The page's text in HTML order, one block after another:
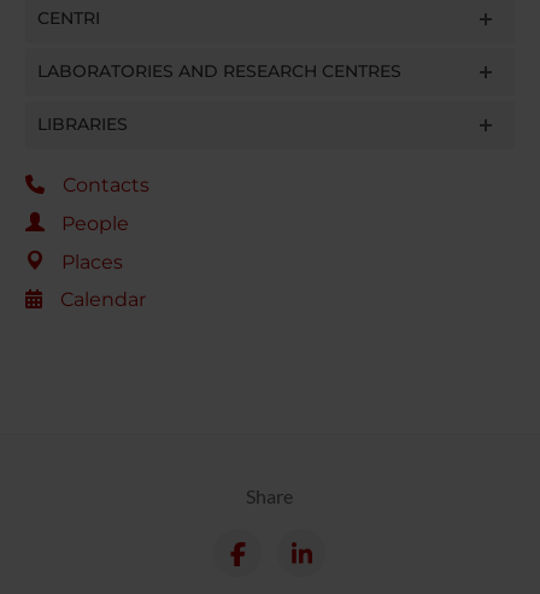
CENTRI
LABORATORIES AND RESEARCH CENTRES
LIBRARIES
Contacts
People
Places
Calendar
Share